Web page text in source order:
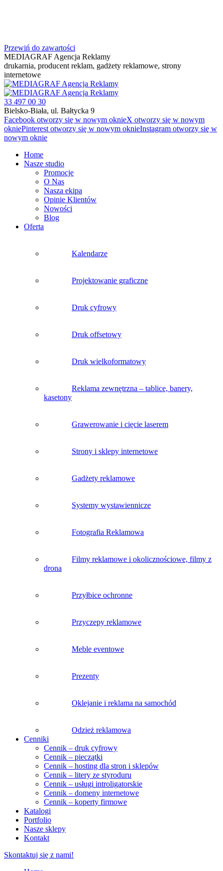
Przewiń do zawartości
MEDIAGRAF Agencja Reklamy
drukarnia, producent reklam, gadżety reklamowe, strony
internetowe
33 497 00 30
Bielsko-Biała, ul. Bałtycka 9
Facebook otworzy się w nowym oknieX otworzy się w nowym
okniePinterest otworzy się w nowym oknieInstagram otworzy się w
nowym oknie
Home
Nasze studio
Promocje
O Nas
Nasza ekipa
Opinie Klientów
Nowości
Blog
Oferta
Kalendarze
Projektowanie graficzne
Druk cyfrowy
Druk offsetowy
Druk wielkoformatowy
Reklama zewnętrzna – tablice, banery,
kasetony
Grawerowanie i cięcie laserem
Strony i sklepy internetowe
Gadżety reklamowe
Systemy wystawiennicze
Fotografia Reklamowa
Filmy reklamowe i okolicznościowe, filmy z
drona
Przyłbice ochronne
Przyczepy reklamowe
Meble eventowe
Prezenty
Oklejanie i reklama na samochód
Odzież reklamowa
Cenniki
Cennik – druk cyfrowy
Cennik – pieczątki
Cennik – hosting dla stron i sklepów
Cennik – litery ze styroduru
Cennik – usługi introligatorskie
Cennik – domeny internetowe
Cennik – koperty firmowe
Katalogi
Portfolio
Nasze sklepy
Kontakt
Skontaktuj się z nami!